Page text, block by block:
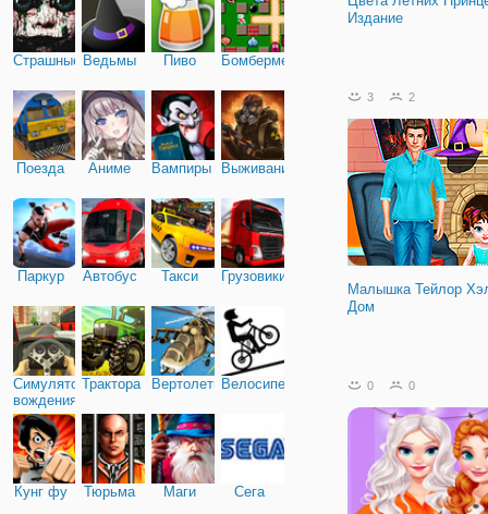
Страшные Ведьмы Пиво Бомбермен
Поезда Аниме Вампиры Выживание
Паркур Автобус Такси Грузовики
Симулятор
вождения
Трактора ВертолетыВелосипед
Кунг фу Тюрьма Маги Сега
Издание
3 2
Малышка Тейлор
Дом
0 0